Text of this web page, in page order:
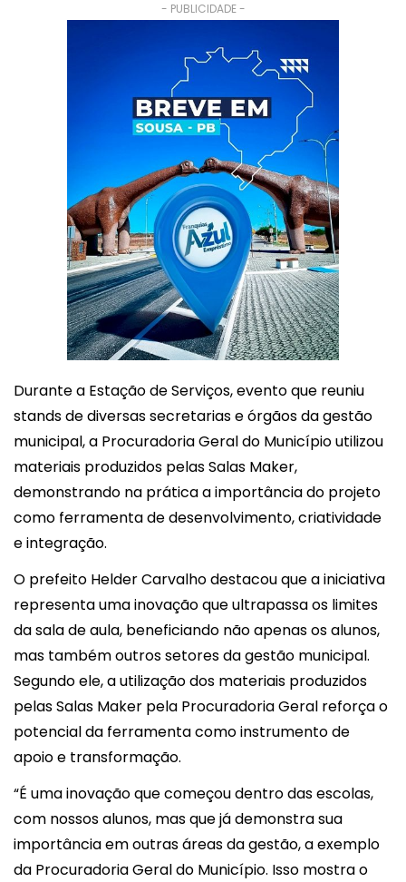
- PUBLICIDADE -
Durante a Estação de Serviços, evento que reuniu
stands de diversas secretarias e órgãos da gestão
municipal, a Procuradoria Geral do Município utilizou
materiais produzidos pelas Salas Maker,
demonstrando na prática a importância do projeto
como ferramenta de desenvolvimento, criatividade
e integração.
O prefeito Helder Carvalho destacou que a iniciativa
representa uma inovação que ultrapassa os limites
da sala de aula, beneficiando não apenas os alunos,
mas também outros setores da gestão municipal.
Segundo ele, a utilização dos materiais produzidos
pelas Salas Maker pela Procuradoria Geral reforça o
potencial da ferramenta como instrumento de
apoio e transformação.
“É uma inovação que começou dentro das escolas,
com nossos alunos, mas que já demonstra sua
importância em outras áreas da gestão, a exemplo
da Procuradoria Geral do Município. Isso mostra o